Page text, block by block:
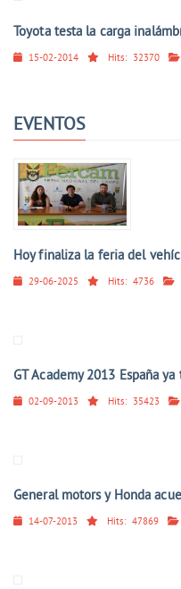
Toyota testa la carga
15-02-2014 Hits: 32370
EVENTOS
Hoy finaliza la feria del
29-06-2025 Hits: 4736
GT Academy 2013 España
02-09-2013 Hits: 35423
General motors y Honda
14-07-2013 Hits: 47869